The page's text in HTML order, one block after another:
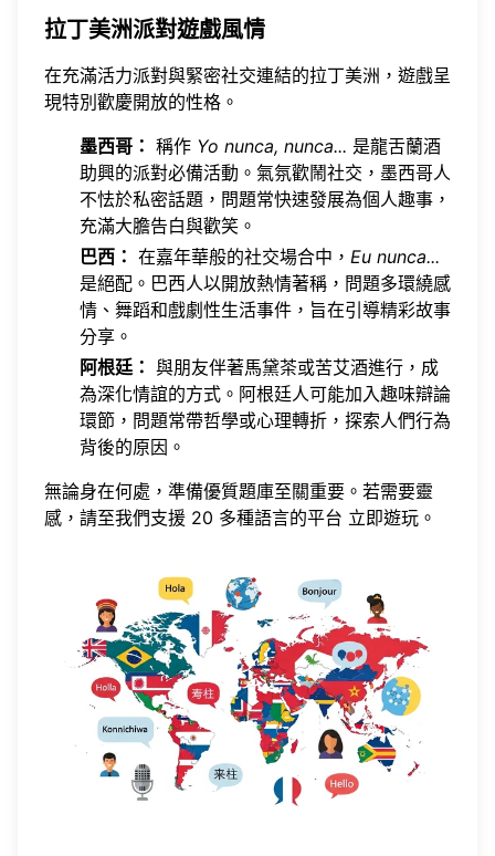
拉丁美洲派對遊戲風情
在充滿活力派對與緊密社交連結的拉丁美洲，遊戲呈
現特別歡慶開放的性格。
墨西哥： 稱作 Yo nunca, nunca... 是龍舌蘭酒
助興的派對必備活動。氣氛歡鬧社交，墨西哥人
不怯於私密話題，問題常快速發展為個人趣事，
充滿大膽告白與歡笑。
巴西： 在嘉年華般的社交場合中， Eu nunca...
是絕配。巴西人以開放熱情著稱，問題多環繞感
情、舞蹈和戲劇性生活事件，旨在引導精彩故事
分享。
阿根廷： 與朋友伴著馬黛茶或苦艾酒進行，成
為深化情誼的方式。阿根廷人可能加入趣味辯論
環節，問題常帶哲學或心理轉折，探索人們行為
背後的原因。
無論身在何處，準備優質題庫至關重要。若需要靈
感，請至我們支援 20 多種語言的平台 立即遊玩 。